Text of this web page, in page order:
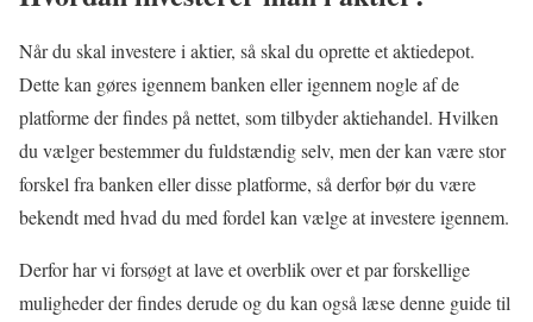
Når du skal investere i aktier, så skal du oprette et aktiedepot.
Dette kan gøres igennem banken eller igennem nogle af de
platforme der findes på nettet, som tilbyder aktiehandel. Hvilken
du vælger bestemmer du fuldstændig selv, men der kan være stor
forskel fra banken eller disse platforme, så derfor bør du være
bekendt med hvad du med fordel kan vælge at investere igennem.
Derfor har vi forsøgt at lave et overblik over et par forskellige
muligheder der findes derude og du kan også læse denne guide til